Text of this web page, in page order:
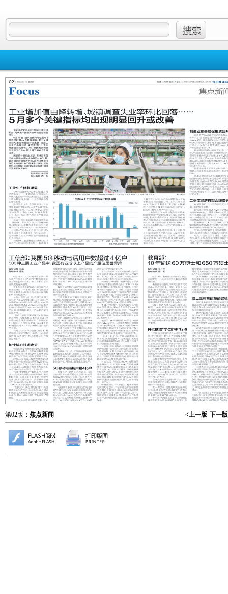
第02版 ：焦点新闻 下一
<上一版